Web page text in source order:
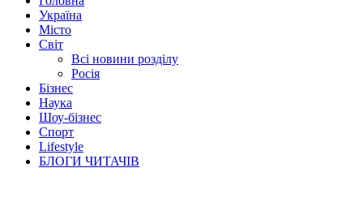
Україна
Місто
Світ
Всі новини розділу
Росія
Бізнес
Наука
Шоу-бізнес
Спорт
Lifestyle
БЛОГИ ЧИТАЧІВ